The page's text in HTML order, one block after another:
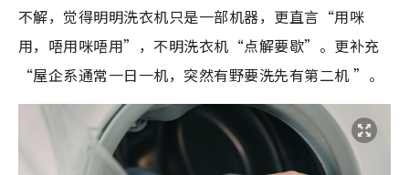
不解，觉得明明洗衣机只是一部机器，更直言“用咪
用，唔用咪唔用”，不明洗衣机“点解要歇”。更补充
“屋企系通常一日一机，突然有野要洗先有第二机 ”。